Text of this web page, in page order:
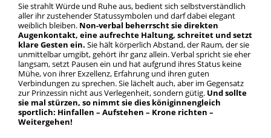
Sie strahlt Würde und Ruhe aus, bedient sich selbstverständlich
aller ihr zustehender Statussymbolen und darf dabei elegant
weiblich bleiben. Non-verbal beherrscht sie direkten
Augenkontakt, eine aufrechte Haltung, schreitet und setzt
klare Gesten ein. Sie hält körperlich Abstand, der Raum, der sie
unmittelbar umgibt, gehört ihr ganz allein. Verbal spricht sie eher
langsam, setzt Pausen ein und hat aufgrund ihres Status keine
Mühe, von ihrer Exzellenz, Erfahrung und ihren guten
Verbindungen zu sprechen. Sie lächelt auch, aber im Gegensatz
zur Prinzessin nicht aus Verlegenheit, sondern gütig. Und sollte
sie mal stürzen, so nimmt sie dies königinnengleich
sportlich: Hinfallen – Aufstehen – Krone richten –
Weitergehen!